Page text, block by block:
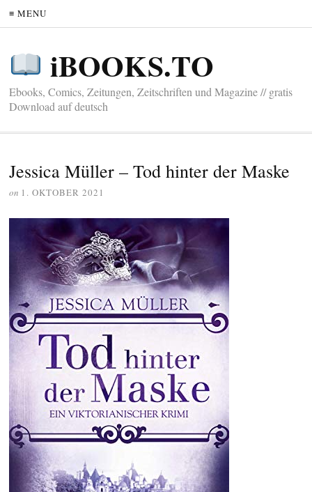
≡ MENU
iBOOKS.TO
Ebooks, Comics, Zeitungen, Zeitschriften und Magazine // gratis
Download auf deutsch
Jessica Müller – Tod hinter der Maske
on 1. OKTOBER 2021